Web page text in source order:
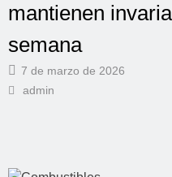
mantienen
semana
7 de marzo de 2026
admin